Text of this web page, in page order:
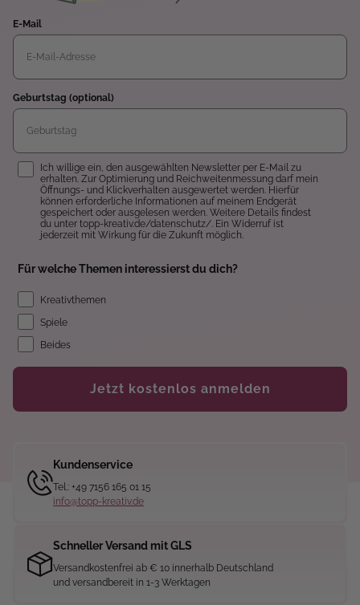
E-Mail
Geburtstag (optional)
Einwilligung
Ich willige ein, den ausgewählten Newsletter per E-Mail zu
erhalten. Zur Optimierung und Reichweitenmessung darf mein
Öffnungs- und Klickverhalten ausgewertet werden. Hierfür
können erforderliche Informationen auf meinem Endgerät
gespeichert oder ausgelesen werden. Weitere Details findest
du unter topp-kreativ.de/datenschutz/. Ein Widerruf ist
jederzeit mit Wirkung für die Zukunft möglich.
Für welche Themen interessierst du dich?
Kreativthemen
Spiele
Beides
Jetzt kostenlos anmelden
Kundenservice
Tel.: +49 7156 165 01 15
info@topp-kreativ.de
Schneller Versand mit GLS
Versandkostenfrei ab € 10 innerhalb Deutschland
und versandbereit in 1-3 Werktagen